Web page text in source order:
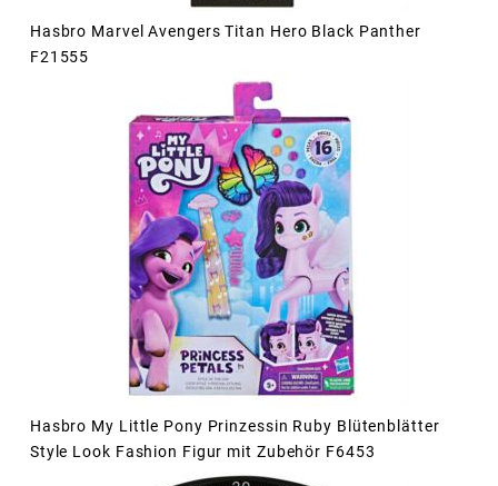
Hasbro Marvel Avengers Titan Hero Black Panther
F21555
Hasbro My Little Pony Prinzessin Ruby Blütenblätter
Style Look Fashion Figur mit Zubehör F6453